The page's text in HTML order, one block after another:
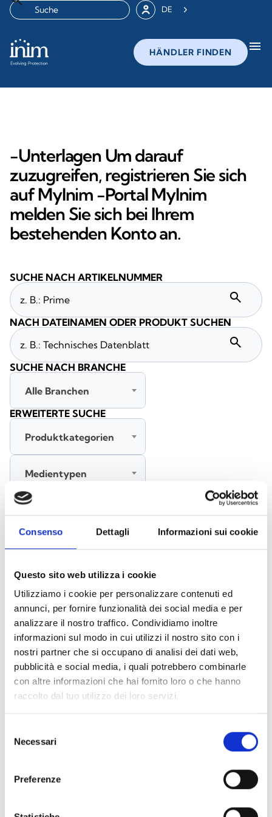
Consenso Dettagli Informazioni sui cookie
Questo sito web utilizza i cookie
Utilizziamo i cookie per personalizzare contenuti ed
annunci, per fornire funzionalità dei social media e per
analizzare il nostro traffico. Condividiamo inoltre
informazioni sul modo in cui utilizzi il nostro sito con i
nostri partner che si occupano di analisi dei dati web,
pubblicità e social media, i quali potrebbero combinarle
con altre informazioni che hai fornito loro o che hanno
raccolto dal tuo utilizzo dei loro servizi.
delNecessari
Preferenze
DE
HÄNDLER FINDEN menu
-Unterlagen Um darauf
zuzugreifen, registrieren Sie sich
auf MyInim -Portal MyInim
melden Sie sich bei Ihrem
bestehenden Konto an.
Zubehör für EB00-Meldersockel - Materialien(47)
Dokumente (6992)
Alle auswählen
Melden Sie sich an, bevor Sie Inhalte über das Symbol
herunterladen lock
SUCHE NACH ARTIKELNUMMER
search
NACH DATEINAMEN ODER PRODUKT SUCHEN
search
SUCHE NACH BRANCHE
Alle Branchen
ERWEITERTE SUCHE
Produktkategorien
Medientypen